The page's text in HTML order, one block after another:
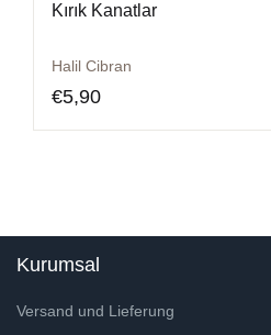
Kırık Kanatlar
Halil Cibran
€5,90
Kurumsal
Versand und Lieferung